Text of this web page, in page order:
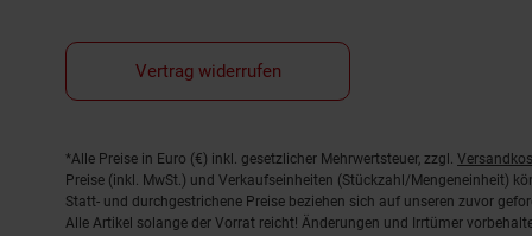
Vertrag widerrufen
Fußnoten
*Alle Preise in Euro (€) inkl. gesetzlicher Mehrwertsteuer, zzgl.
Preise (inkl. MwSt.) und Verkaufseinheiten (Stückzahl/Mengeneinheit)
Statt- und durchgestrichene Preise beziehen sich auf unseren zuvor
Alle Artikel solange der Vorrat reicht! Änderungen und Irrtümer